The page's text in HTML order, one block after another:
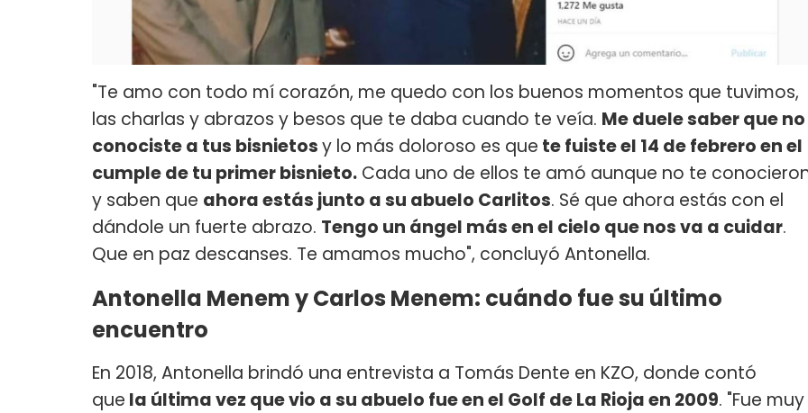
"Te amo con todo mí corazón, me quedo con los buenos momentos que tuvimos,
las charlas y abrazos y besos que te daba cuando te veía. Me duele saber que no
conociste a tus bisnietosy lo más doloroso es que te fuiste el 14 de febrero en el
cumple de tu primer bisnieto. Cada uno de ellos te amó aunque no te
y saben que ahora estás junto a su abuelo Carlitos. Sé que ahora estás con el
dándole un fuerte abrazo. Tengo un ángel más en el cielo que nos va a cuidar.
Que en paz descanses. Te amamos mucho", concluyó Antonella.
Antonella Menem y Carlos Menem: cuándo fue su último
encuentro
En 2018, Antonella brindó una entrevista a Tomás Dente en KZO, donde contó
que la última vez que vio a su abuelo fue en el Golf de La Rioja en 2009. "Fue muy